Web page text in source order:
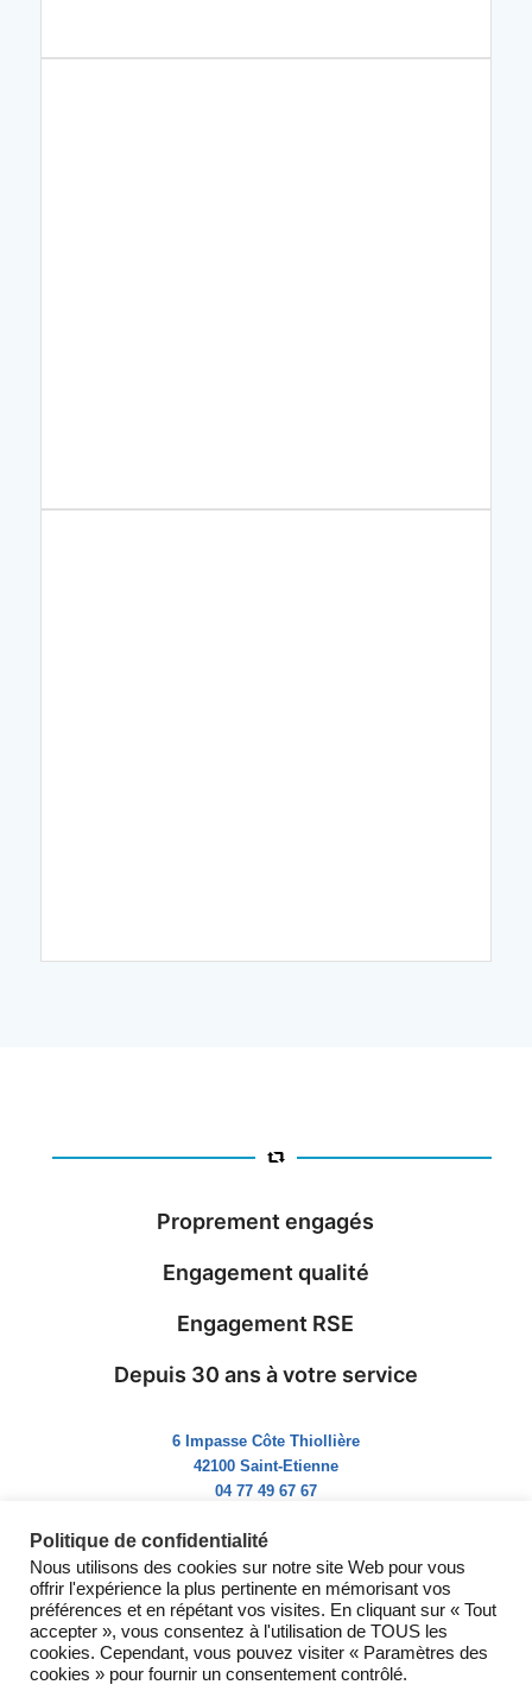
Proprement engagés
Engagement qualité
Engagement RSE
Depuis 30 ans à votre service
6 Impasse Côte Thiollière
42100 Saint-Etienne
04 77 49 67 67
Du lundi au vendredi
Politique de confidentialité
Nous utilisons des cookies sur notre site Web pour vous
offrir l'expérience la plus pertinente en mémorisant vos
préférences et en répétant vos visites. En cliquant sur « Tout
accepter », vous consentez à l'utilisation de TOUS les
cookies. Cependant, vous pouvez visiter « Paramètres des
cookies » pour fournir un consentement contrôlé.